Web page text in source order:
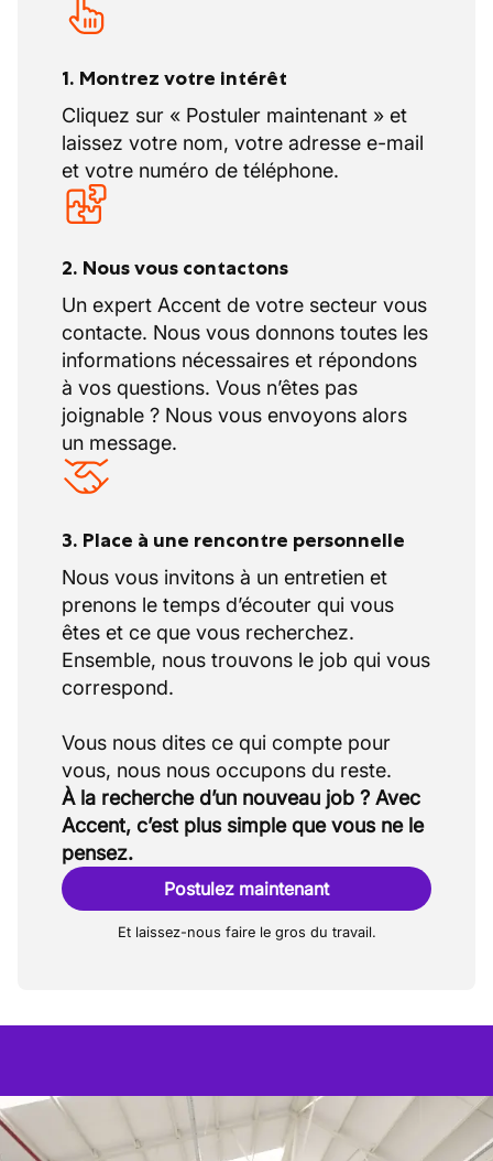
aux dossiers des clients, vérifier la bonne
encaissements et décaissements
conformément aux règles de comptabilité
spécifique des huissiers.
1. Montrez votre intérêt
Cliquez sur « Postuler maintenant » et
laissez votre nom, votre adresse e-mail
et votre numéro de téléphone.
2. Nous vous contactons
Un expert Accent de votre secteur vous
contacte. Nous vous donnons toutes les
informations nécessaires et répondons
à vos questions. Vous n’êtes pas
joignable ? Nous vous envoyons alors
un message.
3. Place à une rencontre personnelle
Nous vous invitons à un entretien et
prenons le temps d’écouter qui vous
êtes et ce que vous recherchez.
Ensemble, nous trouvons le job qui vous
correspond.
Vous nous dites ce qui compte pour
À la recherche d’un nouveau job ? Avec
Accent, c’est plus simple que vous ne le
pensez.
Postulez maintenant
Et laissez-nous faire le gros du travail.